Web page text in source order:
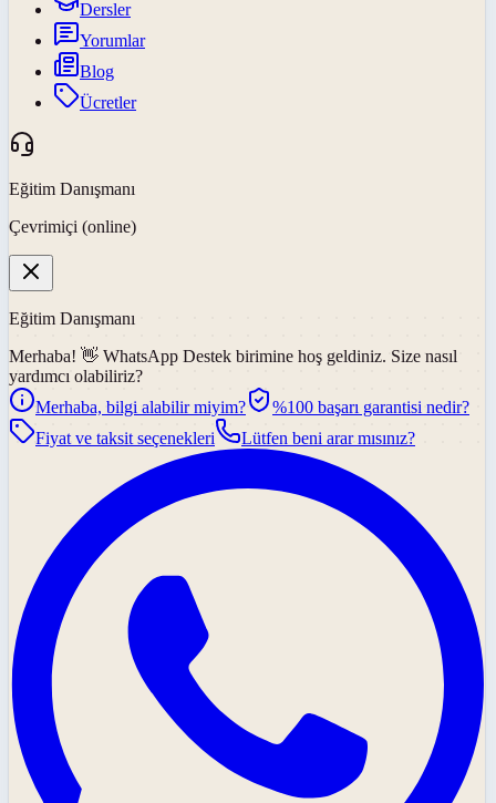
Dersler
Yorumlar
Blog
Ücretler
Eğitim Danışmanı
Çevrimiçi (online)
Eğitim Danışmanı
Merhaba! 👋 WhatsApp Destek birimine hoş geldiniz. Size nasıl
yardımcı olabiliriz?
Merhaba, bilgi alabilir miyim?
%100 başarı garantisi nedir?
Fiyat ve taksit seçenekleri
Lütfen beni arar mısınız?